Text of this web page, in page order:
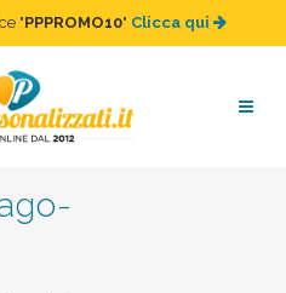
"PPPROMO10" Clicca qui
570×570